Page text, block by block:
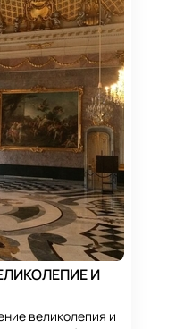
И
великолепия и